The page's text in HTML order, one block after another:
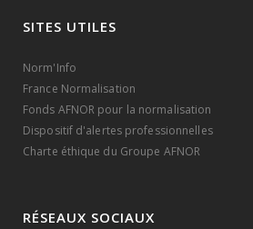
SITES UTILES
Norm'Info
France Normalisation
Fonds AFNOR pour la normalisation
Dispositif d'alertes professionnelles
Charte éthique du Groupe AFNOR
RÉSEAUX SOCIAUX